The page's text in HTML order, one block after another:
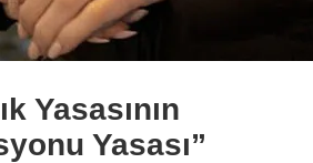
Yasasının
Yasası”